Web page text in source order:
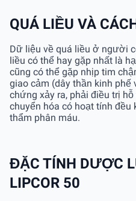
QUÁ LIỀU VÀ
Dữ liệu về quá liều ở người
liều có thể hay gặp nhất là
cũng có thể gặp nhịp tim
giao cảm (dây thần kinh phế
chứng xảy ra, phải điều trị
chuyển hóa có hoạt tính
thẩm phân máu.
ĐẶC TÍNH DƯỢC
LIPCOR 50